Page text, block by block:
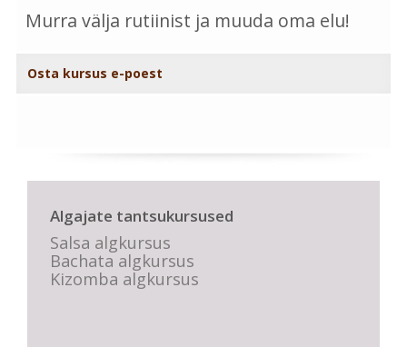
Murra välja rutiinist ja muuda oma elu!
Osta kursus e-poest
Algajate tantsukursused
Salsa algkursus
Bachata algkursus
Kizomba algkursus